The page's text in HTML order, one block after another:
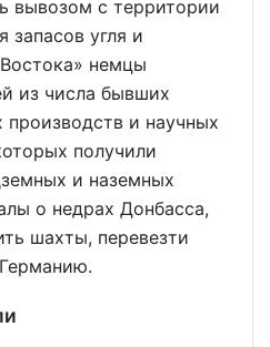
вывозом с территории
запасов угля и
немцы
из числа бывших
производств и научных
получили
и наземных
о недрах Донбасса,
шахты, перевезти